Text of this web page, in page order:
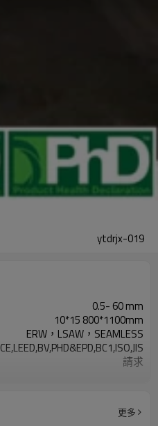
ytdrjx-019
0.5- 60 mm
10*15 800*1100mm
ERW，LSAW，SEAMLESS
CE,LEED,BV,PHD&EPD,BC1,ISO,JIS
請求
2-5噸
更多